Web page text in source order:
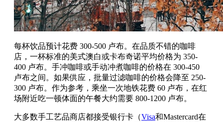
每杯饮品预计花费 300-500 卢布。在品质不错的咖啡
店，一杯标准的美式澳白或卡布奇诺平均价格为 350-
400 卢布。手冲咖啡或手动冲煮咖啡的价格在 300-450
卢布之间。如果供应，批量过滤咖啡的价格会降至 250-
300 卢布。作为参考，乘坐一次地铁花费 60 卢布，在红
场附近吃一顿体面的午餐大约需要 800-1200 卢布。
大多数手工艺品商店都接受银行卡（Visa和Mastercard在